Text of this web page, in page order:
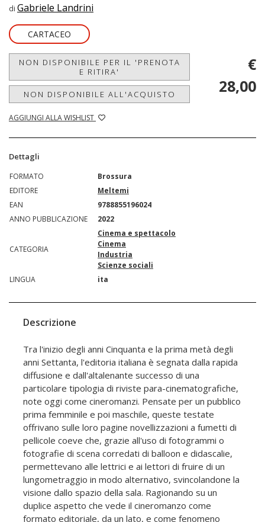
di Gabriele Landrini
CARTACEO
NON DISPONIBILE PER IL 'PRENOTA
E RITIRA'
NON DISPONIBILE ALL'ACQUISTO
AGGIUNGI ALLA WISHLIST
€
28,00
Dettagli
FORMATO
Brossura
EDITORE
Meltemi
EAN
9788855196024
ANNO PUBBLICAZIONE
2022
CATEGORIA
Cinema e spettacolo
Cinema
Industria
Scienze sociali
LINGUA
ita
Descrizione
Tra l'inizio degli anni Cinquanta e la prima metà degli
anni Settanta, l'editoria italiana è segnata dalla rapida
diffusione e dall'altalenante successo di una
particolare tipologia di riviste para-cinematografiche,
note oggi come cineromanzi. Pensate per un pubblico
prima femminile e poi maschile, queste testate
offrivano sulle loro pagine novellizzazioni a fumetti di
pellicole coeve che, grazie all'uso di fotogrammi o
fotografie di scena corredati di balloon e didascalie,
permettevano alle lettrici e ai lettori di fruire di un
lungometraggio in modo alternativo, svincolandone la
visione dallo spazio della sala. Ragionando su un
duplice aspetto che vede il cineromanzo come
formato editoriale, da un lato, e come fenomeno